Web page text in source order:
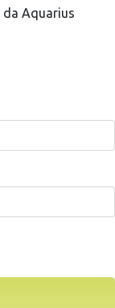
da Aquarius